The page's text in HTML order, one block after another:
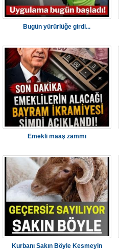
Bugün yürürlüğe girdi...
Emekli maaş zammı
Kurbanı Sakın Böyle Kesmeyin